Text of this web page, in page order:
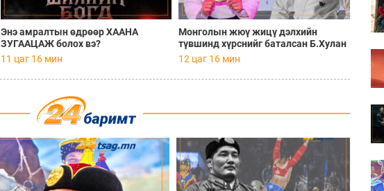
Энэ амралтын өдрөөр ХААНА
ЗУГААЦАЖ болох вэ?
11 цаг 16 мин
Монголын жюү жицү дэлхийн
түвшинд хүрснийг баталсан Б.Хулан
гэж хэн бэ?
12 цаг 16 мин